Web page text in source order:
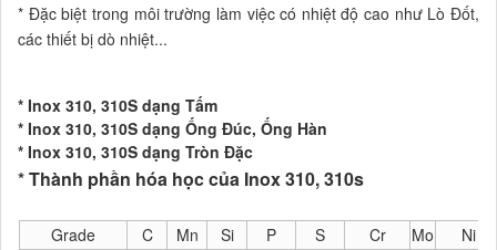
* Đặc biệt trong môi trường làm việc có nhiệt độ cao như Lò Đốt,
các thiết bị dò nhiệt...
* Inox 310, 310S dạng Tấm
* Inox 310, 310S dạng Ống Đúc, Ống Hàn
* Inox 310, 310S dạng Tròn Đặc
* Thành phần hóa học của Inox 310, 310s
Grade C Mn Si P S Cr Mo Ni